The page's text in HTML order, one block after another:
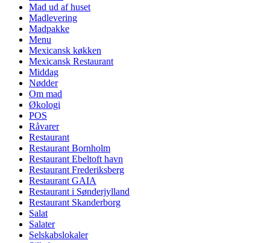
Mad ud af huset
Madlevering
Madpakke
Menu
Mexicansk køkken
Mexicansk Restaurant
Middag
Nødder
Om mad
Økologi
POS
Råvarer
Restaurant
Restaurant Bornholm
Restaurant Ebeltoft havn
Restaurant Frederiksberg
Restaurant GAIA
Restaurant i Sønderjylland
Restaurant Skanderborg
Salat
Salater
Selskabslokaler